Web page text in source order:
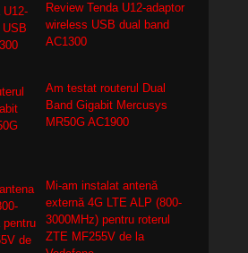
Review Tenda U12-adaptor
wireless USB dual band
AC1300
Am testat routerul Dual
Band Gigabit Mercusys
MR50G AC1900
Mi-am instalat antenă
externă 4G LTE ALP (800-
3000MHz) pentru roterul
ZTE MF255V de la